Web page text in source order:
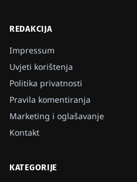
REDAKCIJA
Impressum
Uvjeti korištenja
Politika privatnosti
Pravila komentiranja
Marketing i oglašavanje
Kontakt
KATEGORIJE